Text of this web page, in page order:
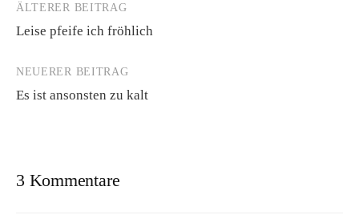
Beitrags-
Navigation
ÄLTERER BEITRAG
Leise pfeife ich fröhlich
NEUERER BEITRAG
Es ist ansonsten zu kalt
3 Kommentare